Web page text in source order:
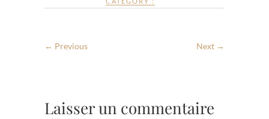
← Previous Next →
Laisser un commentaire